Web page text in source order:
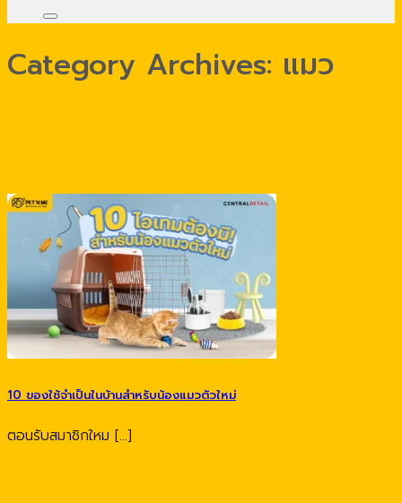
Category Archives: แมว
10 ของใช้จำเป็นในบ้านสำหรับน้องแมวตัวใหม่
ตอนรับสมาชิกใหม [...]